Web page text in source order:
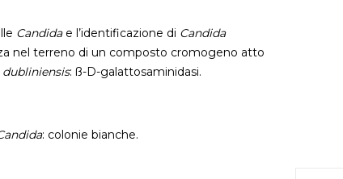
Candidae l’identificazione di Candida
nel terreno di un composto cromogeno atto
dubliniensis: ß-D-galattosaminidasi.
: colonie bianche.